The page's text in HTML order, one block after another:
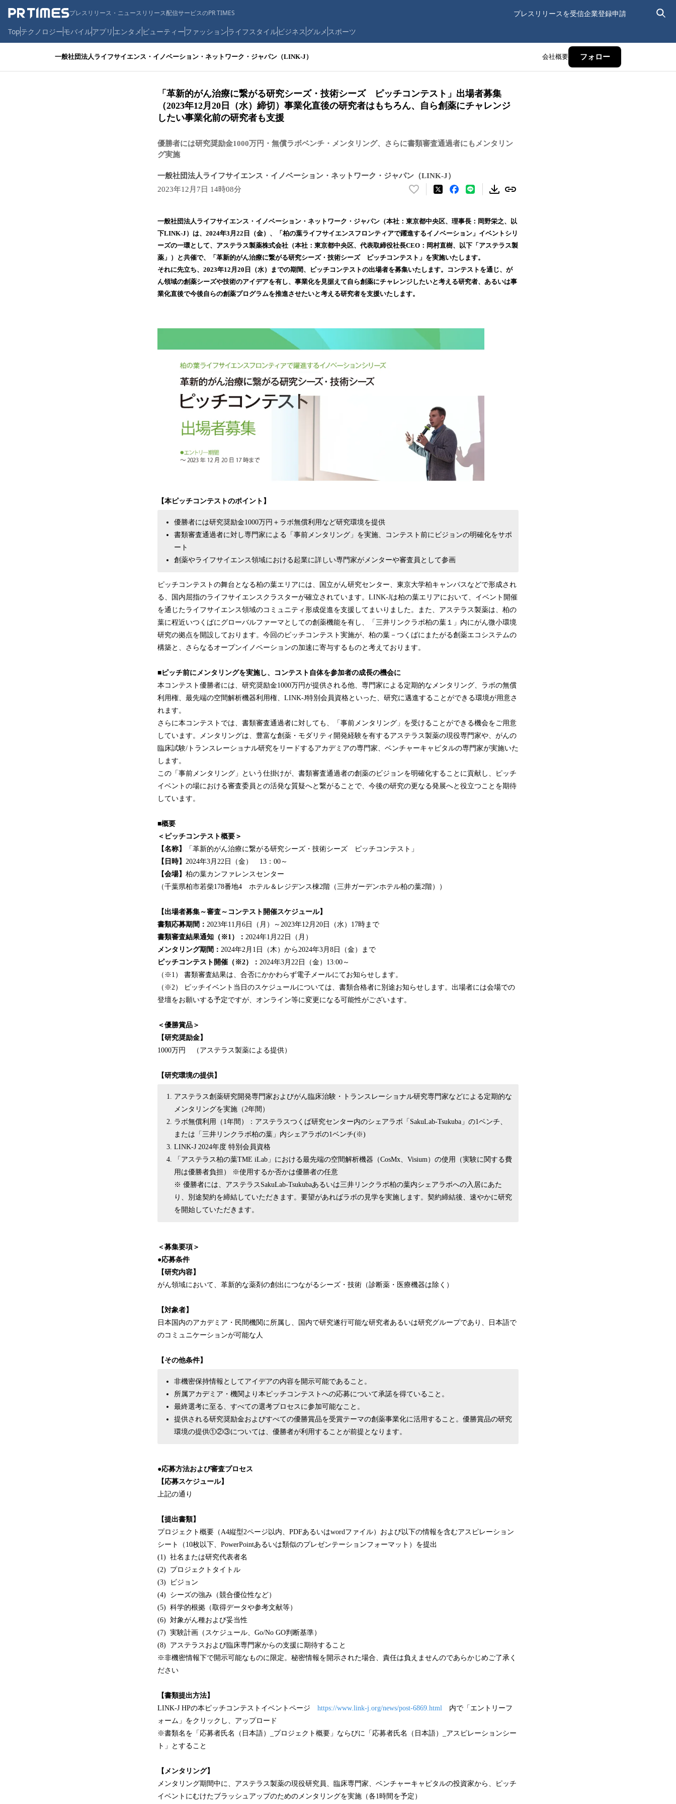
プレスリリース・ニュースリリース配信サービスのPR TIMES プレスリリースを受信企業登録申請
Topテクノロジーモバイルアプリ エンタメ ビューティーファッションライフスタイルビジネス グルメ スポーツ
一般社団法人ライフサイエンス・イノベーション・ネットワーク・ジャパン（LINK-J） 会社概要 フォロー
「革新的がん治療に繋がる研究シーズ・技術シーズ ピッチコンテスト」出場者募集
（2023年12月20日（水）締切）事業化直後の研究者はもちろん、自ら創薬にチャレンジ
したい事業化前の研究者も支援
優勝者には研究奨励金1000万円・無償ラボベンチ・メンタリング、さらに書類審査通過者にもメンタリン
グ実施
一般社団法人ライフサイエンス・イノベーション・ネットワーク・ジャパン（LINK-J）
2023年12月7日 14時08分
い
！
数
を
読
み
込
中
一般社団法人ライフサイエンス・イノベーション・ネットワーク・ジャパン（本社：東京都中央区、理事長：岡野栄之、以
下LINK-J）は、2024年3月22日（金）、「柏の葉ライフサイエンスフロンティアで躍進するイノベーション」イベントシリ
ーズの一環として、アステラス製薬株式会社（本社：東京都中央区、代表取締役社長CEO：岡村直樹、以下「アステラス製
薬」）と共催で、「革新的がん治療に繋がる研究シーズ・技術シーズ ピッチコンテスト」を実施いたします。
それに先立ち、2023年12月20日（水）までの期間、ピッチコンテストの出場者を募集いたします。コンテストを通じ、が
ん領域の創薬シーズや技術のアイデアを有し、事業化を見据えて自ら創薬にチャレンジしたいと考える研究者、あるいは事
業化直後で今後自らの創薬プログラムを推進させたいと考える研究者を支援いたします。
【本ピッチコンテストのポイント】
優勝者には研究奨励金1000万円＋ラボ無償利用など研究環境を提供
書類審査通過者に対し専門家による「事前メンタリング」を実施、コンテスト前にビジョンの明確化をサポ
ート
創薬やライフサイエンス領域における起業に詳しい専門家がメンターや審査員として参画
ピッチコンテストの舞台となる柏の葉エリアには、国立がん研究センター、東京大学柏キャンパスなどで形成され
る、国内屈指のライフサイエンスクラスターが確立されています。LINK-Jは柏の葉エリアにおいて、イベント開催
を通じたライフサイエンス領域のコミュニティ形成促進を支援してまいりました。また、アステラス製薬は、柏の
葉に程近いつくばにグローバルファーマとしての創薬機能を有し、「三井リンクラボ柏の葉１」内にがん微小環境
研究の拠点を開設しております。今回のピッチコンテスト実施が、柏の葉－つくばにまたがる創薬エコシステムの
構築と、さらなるオープンイノベーションの加速に寄与するものと考えております。
■ピッチ前にメンタリングを実施し、コンテスト自体を参加者の成長の機会に
本コンテスト優勝者には、研究奨励金1000万円が提供される他、専門家による定期的なメンタリング、ラボの無償
利用権、最先端の空間解析機器利用権、LINK-J特別会員資格といった、研究に邁進することができる環境が用意さ
れます。
さらに本コンテストでは、書類審査通過者に対しても、「事前メンタリング」を受けることができる機会をご用意
しています。メンタリングは、豊富な創薬・モダリティ開発経験を有するアステラス製薬の現役専門家や、がんの
臨床試験/トランスレーショナル研究をリードするアカデミアの専門家、ベンチャーキャピタルの専門家が実施いた
します。
この「事前メンタリング」という仕掛けが、書類審査通過者の創薬のビジョンを明確化することに貢献し、ピッチ
イベントの場における審査委員との活発な質疑へと繋がることで、今後の研究の更なる発展へと役立つことを期待
しています。
■概要
＜ピッチコンテスト概要＞
【名称】
「革新的がん治療に繋がる研究シーズ・技術シーズ ピッチコンテスト」
【日時】 2024年3月22日（金） 13：00～
【会場】 柏の葉カンファレンスセンター
（千葉県柏市若柴178番地4 ホテル＆レジデンス棟2階（三井ガーデンホテル柏の葉2階））
【出場者募集～審査～コンテスト開催スケジュール】
書類応募期間： 2023年11月6日（月）～2023年12月20日（水）17時まで
書類審査結果通知（※1）： 2024年1月22日（月）
メンタリング期間： 2024年2月1日（木）から2024年3月8日（金）まで
ピッチコンテスト開催（※2）： 2024年3月22日（金）13:00～
（※1） 書類審査結果は、合否にかかわらず電子メールにてお知らせします。
（※2） ピッチイベント当日のスケジュールについては、書類合格者に別途お知らせします。出場者には会場での
登壇をお願いする予定ですが、オンライン等に変更になる可能性がございます。
＜優勝賞品＞
【研究奨励金】
1000万円 （アステラス製薬による提供）
【研究環境の提供】
アステラス創薬研究開発専門家およびがん臨床治験・トランスレーショナル研究専門家などによる定期的な
メンタリングを実施（2年間）
ラボ無償利用（1年間）：アステラスつくば研究センター内のシェアラボ「SakuLab-Tsukuba」の1ベンチ、
または「三井リンクラボ柏の葉」内シェアラボの1ベンチ(※)
LINK-J 2024年度 特別会員資格
「アステラス柏の葉TME iLab」における最先端の空間解析機器（CosMx、Visium）の使用（実験に関する費
用は優勝者負担） ※使用するか否かは優勝者の任意
※ 優勝者には、アステラスSakuLab-Tsukubaあるいは三井リンクラボ柏の葉内シェアラボへの入居にあた
り、別途契約を締結していただきます。要望があればラボの見学を実施します。契約締結後、速やかに研究
を開始していただきます。
＜募集要項＞
●応募条件
【研究内容】
がん領域において、革新的な薬剤の創出につながるシーズ・技術（診断薬・医療機器は除く）
【対象者】
日本国内のアカデミア・民間機関に所属し、国内で研究遂行可能な研究者あるいは研究グループであり、日本語で
のコミュニケーションが可能な人
【その他条件】
非機密保持情報としてアイデアの内容を開示可能であること。
所属アカデミア・機関より本ピッチコンテストへの応募について承諾を得ていること。
最終選考に至る、すべての選考プロセスに参加可能なこと。
提供される研究奨励金およびすべての優勝賞品を受賞テーマの創薬事業化に活用すること。優勝賞品の研究
環境の提供①②③については、優勝者が利用することが前提となります。
●応募方法および審査プロセス
【応募スケジュール】
上記の通り
【提出書類】
プロジェクト概要（A4縦型2ページ以内、PDFあるいはwordファイル）および以下の情報を含むアスピレーション
シート（10枚以下、PowerPointあるいは類似のプレゼンテーションフォーマット）を提出
(1) 社名または研究代表者名
(2) プロジェクトタイトル
(3) ビジョン
(4) シーズの強み（競合優位性など）
(5) 科学的根拠（取得データや参考文献等）
(6) 対象がん種および妥当性
(7) 実験計画（スケジュール、Go/No GO判断基準）
(8) アステラスおよび臨床専門家からの支援に期待すること
※非機密情報下で開示可能なものに限定。秘密情報を開示された場合、責任は負えませんのであらかじめご了承く
ださい
【書類提出方法】
LINK-J HPの本ピッチコンテストイベントページ https://www.link-j.org/news/post-6869.html 内で「エントリーフ
ォーム」をクリックし、アップロード
※書類名を「応募者氏名（日本語）_プロジェクト概要」ならびに「応募者氏名（日本語）_アスピレーションシー
ト」とすること
【メンタリング】
メンタリング期間中に、アステラス製薬の現役研究員、臨床専門家、ベンチャーキャピタルの投資家から、ピッチ
イベントにむけたブラッシュアップのためのメンタリングを実施（各1時間を予定）